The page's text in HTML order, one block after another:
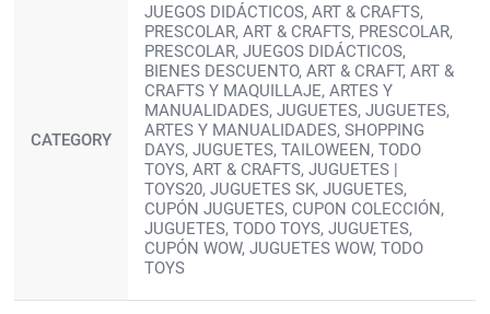
CATEGORY
JUEGOS DIDÁCTICOS, ART & CRAFTS,
PRESCOLAR, ART & CRAFTS, PRESCOLAR,
PRESCOLAR, JUEGOS DIDÁCTICOS,
BIENES DESCUENTO, ART & CRAFT, ART &
CRAFTS Y MAQUILLAJE, ARTES Y
MANUALIDADES, JUGUETES, JUGUETES,
ARTES Y MANUALIDADES, SHOPPING
DAYS, JUGUETES, TAILOWEEN, TODO
TOYS, ART & CRAFTS, JUGUETES |
TOYS20, JUGUETES SK, JUGUETES,
CUPÓN JUGUETES, CUPON COLECCIÓN,
JUGUETES, TODO TOYS, JUGUETES,
CUPÓN WOW, JUGUETES WOW, TODO
TOYS